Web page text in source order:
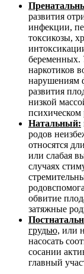
развития
инфекции,
токсикозы,
беременных.
наркотиков
нарушениям
развития
низкой
психическом
Натальный:
родов
относятся
или слабая
случаях
обвитие
затяжные
грудью, или
насосать
сосании
главный